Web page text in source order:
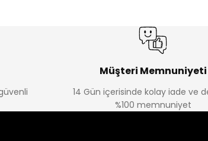
Müşteri Memnuniyeti
14 Gün içerisinde kolay iade ve
%100 memnuniyet